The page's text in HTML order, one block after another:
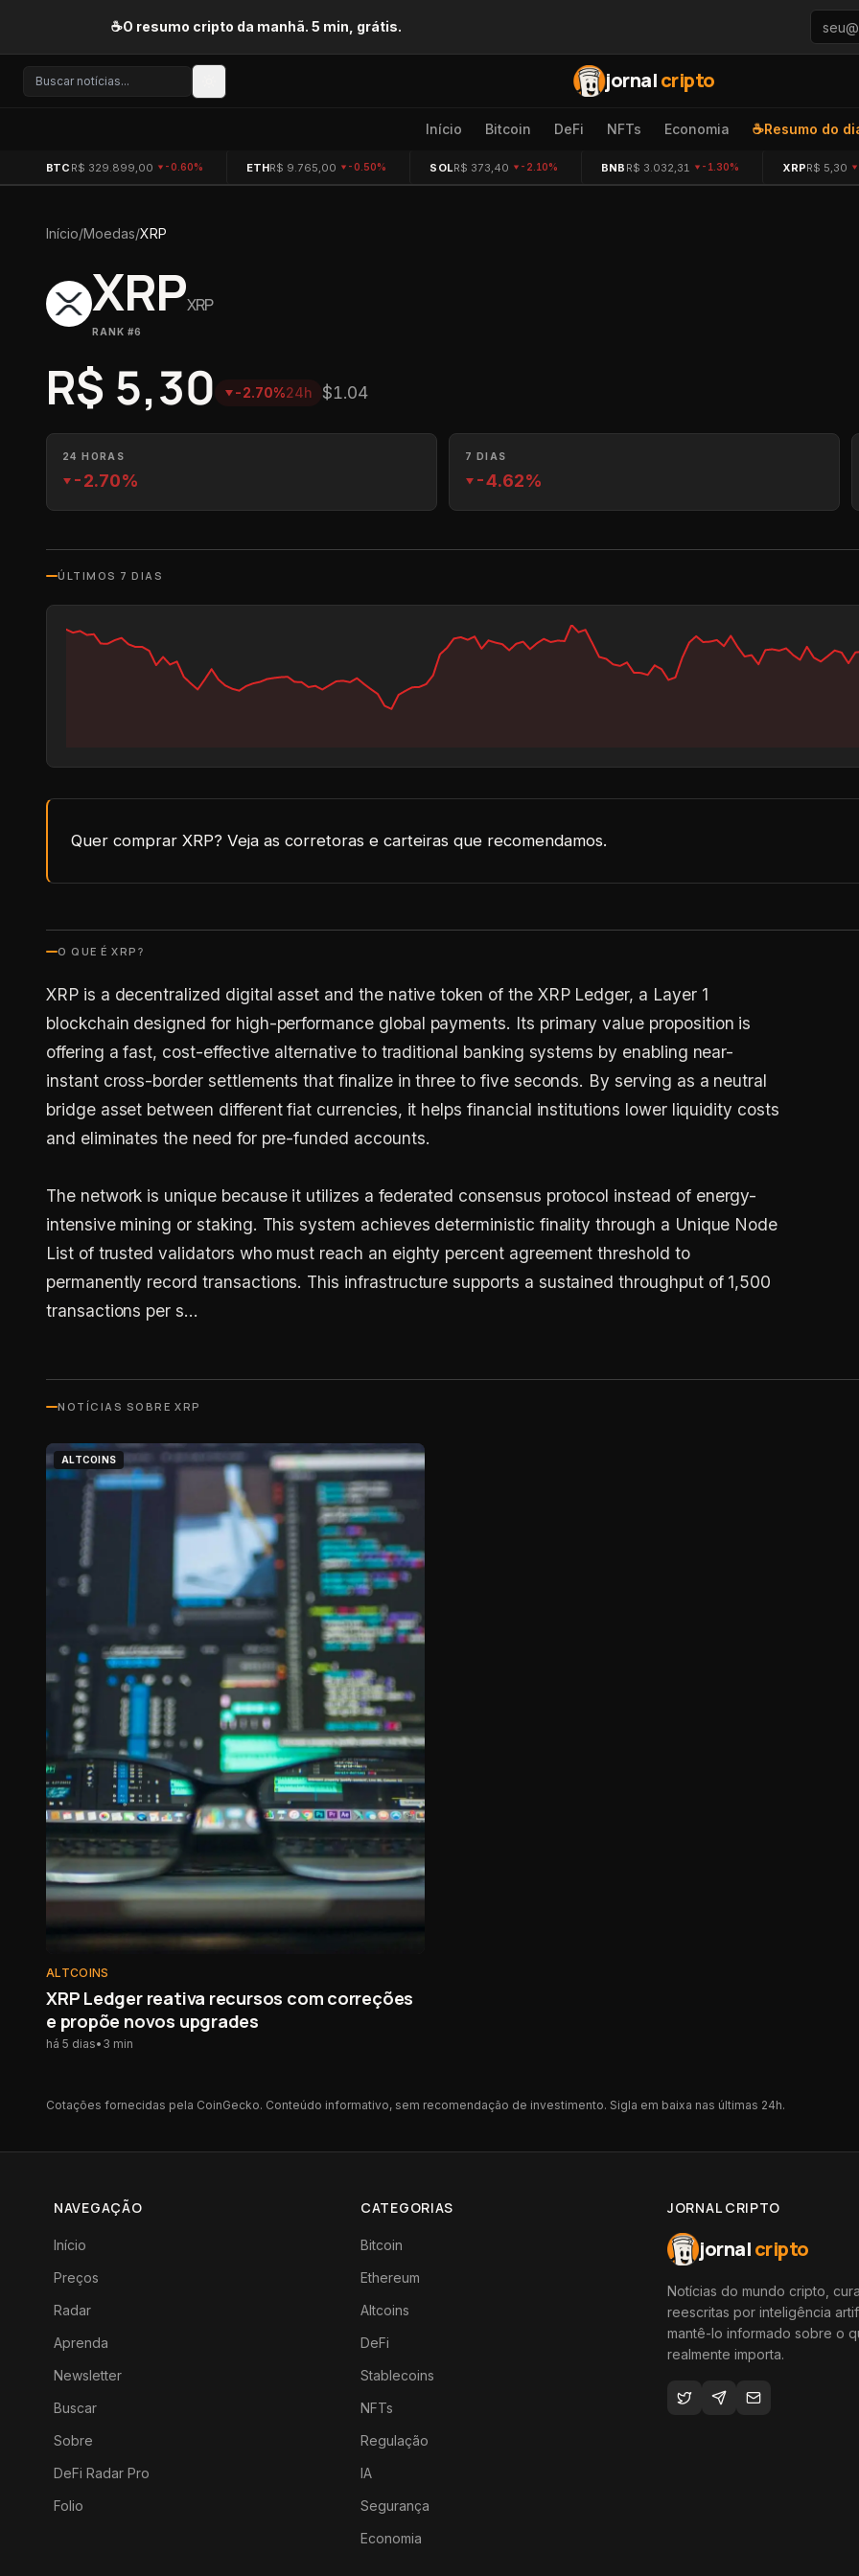
☕O resumo cripto da manhã. 5 min, grátis.
jornalcripto
Início Bitcoin DeFi NFTs Economia ☕Resumo do
BTC R$ 329.899,00 -0.60% ETHR$ 9.765,00 -0.50% SOLR$ 373,40 -2.10% BNB R$ 3.032,31 -1.30% XRPR$ 5,30
Início/Moedas/XRP
XRPXRP
RANK #6
R$ 5,30 -2.70%24h $1.04
24 HORAS
-2.70%
7 DIAS
-4.62%
ÚLTIMOS 7 DIAS
Quer comprar XRP? Veja as corretoras e carteiras que recomendamos.
O QUE ÉXRP ?
XRP is a decentralized digital asset and the native token of the XRP Ledger, a Layer 1
blockchain designed for high-performance global payments. Its primary value proposition is
offering a fast, cost-effective alternative to traditional banking systems by enabling near-
instant cross-border settlements that finalize in three to five seconds. By serving as a neutral
bridge asset between different fiat currencies, it helps financial institutions lower liquidity costs
and eliminates the need for pre-funded accounts.
The network is unique because it utilizes a federated consensus protocol instead of energy-
intensive mining or staking. This system achieves deterministic finality through a Unique Node
List of trusted validators who must reach an eighty percent agreement threshold to
permanently record transactions. This infrastructure supports a sustained throughput of 1,500
transactions per s…
NOTÍCIAS SOBREXRP
ALTCOINS
ALTCOINS
XRP Ledger reativa recursos com correções
e propõe novos upgrades
há 5 dias• 3 min
Cotações fornecidas pela CoinGecko. Conteúdo informativo, sem recomendação de investimento. Sigla em baixa nas últimas 24h.
NAVEGAÇÃO
Início
Preços
Radar
Aprenda
Newsletter
Buscar
Sobre
DeFi Radar Pro
Folio
CATEGORIAS
Bitcoin
Ethereum
Altcoins
DeFi
Stablecoins
NFTs
Regulação
IA
Segurança
Economia
JORNAL CRIPTO
jornalcripto
Notícias do mundo cripto,
reescritas por inteligência
mantê-lo informado sobre o
realmente importa.